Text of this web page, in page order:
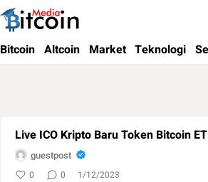
Bitcoin Media Indonesia
Media Bitcoin dan Cryptocurrency, dan
Bitcoin Altcoin Market Teknologi
Live ICO Kripto Baru Token Bitcoin
guestpost
0 0 1/12/2023